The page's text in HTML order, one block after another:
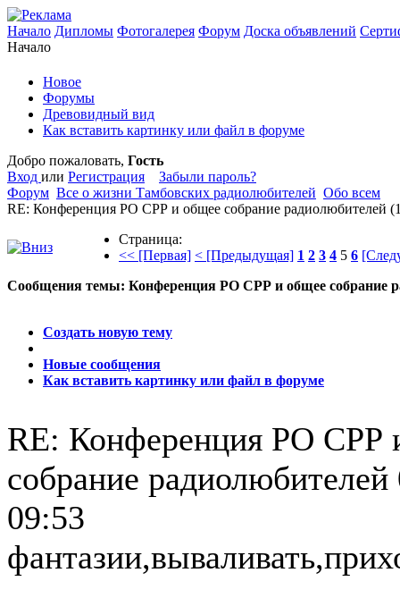
Начало Дипломы Фотогалерея Форум Доска объявлений
Начало
Новое
Форумы
Древовидный вид
Как вставить картинку или файл в форуме
Добро пожаловать, Гость
Вход или Регистрация
Забыли пароль?
Форум Все о жизни Тамбовских радиолюбителей Обо всем
RE: Конференция РО СРР и общее собрание радиолюбителей
Страница:
<< [Первая] < [Предыдущая] 1 2 3 4 5 6
Сообщения темы: Конференция РО СРР и общее собрание
Создать новую тему
Новые сообщения
Как вставить картинку или файл в форуме
RE: Конференция РО СРР
собрание радиолюбителей
09:53